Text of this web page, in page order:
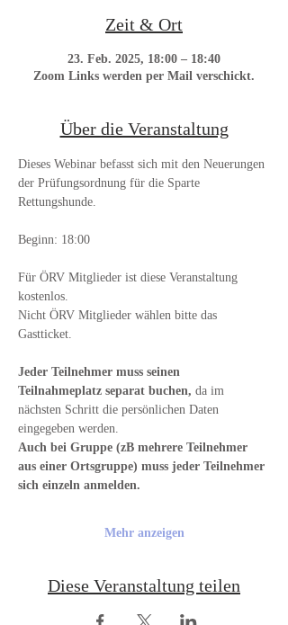
Zeit & Ort
23. Feb. 2025, 18:00 – 18:40
Zoom Links werden per Mail verschickt.
Über die Veranstaltung
Dieses Webinar befasst sich mit den Neuerungen
der Prüfungsordnung für die Sparte
Rettungshunde.
Beginn: 18:00
Für ÖRV Mitglieder ist diese Veranstaltung
kostenlos.
Nicht ÖRV Mitglieder wählen bitte das
Gastticket.
Jeder Teilnehmer muss seinen
Teilnahmeplatz separat buchen, da im
nächsten Schritt die persönlichen Daten
eingegeben werden.
Auch bei Gruppe (zB mehrere Teilnehmer
aus einer Ortsgruppe) muss jeder Teilnehmer
sich einzeln anmelden.
Mehr anzeigen
Diese Veranstaltung teilen